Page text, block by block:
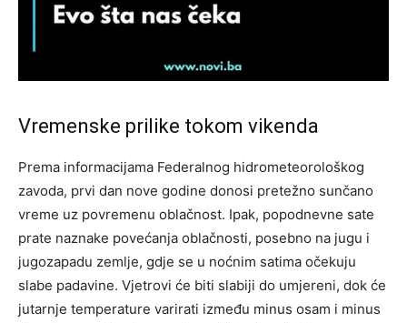
Vremenske prilike tokom vikenda
Prema informacijama Federalnog hidrometeorološkog
zavoda, prvi dan nove godine donosi pretežno sunčano
vreme uz povremenu oblačnost. Ipak, popodnevne sate
prate naznake povećanja oblačnosti, posebno na jugu i
jugozapadu zemlje, gdje se u noćnim satima očekuju
slabe padavine. Vjetrovi će biti slabiji do umjereni, dok će
jutarnje temperature varirati između minus osam i minus